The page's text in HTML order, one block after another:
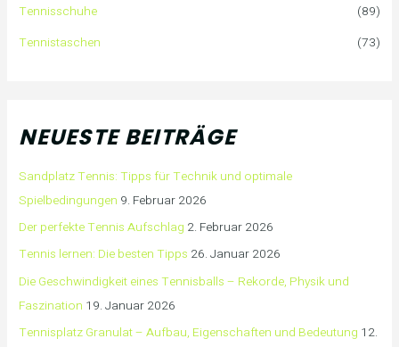
Tennisschuhe
(89)
Tennistaschen
(73)
NEUESTE BEITRÄGE
Sandplatz Tennis: Tipps für Technik und optimale
Spielbedingungen 9. Februar 2026
Der perfekte Tennis Aufschlag 2. Februar 2026
Tennis lernen: Die besten Tipps 26. Januar 2026
Die Geschwindigkeit eines Tennisballs – Rekorde, Physik und
Faszination 19. Januar 2026
Tennisplatz Granulat – Aufbau, Eigenschaften und Bedeutung 12.